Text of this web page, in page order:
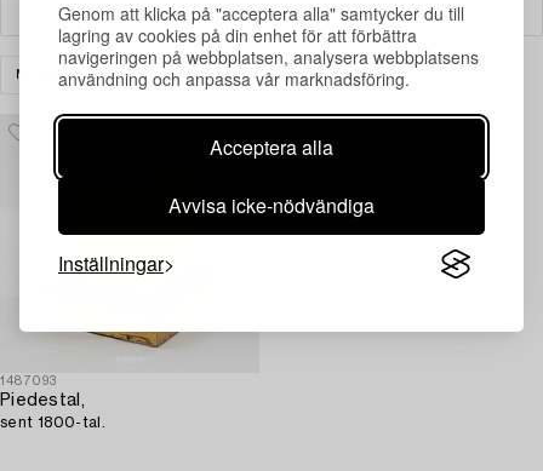
Genom att klicka på "acceptera alla" samtycker du till
lagring av cookies på din enhet för att förbättra
navigeringen på webbplatsen, analysera webbplatsens
användning och anpassa vår marknadsföring.
Acceptera alla
Avvisa icke-nödvändiga
Inställningar
Filter
MÖBLER ÖVRIGT RENSA ALLA
1487093
Piedestal,
sent 1800-tal.